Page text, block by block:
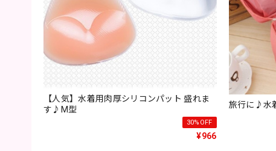
【人気】水着用肉厚シリコンパット 盛れま
す♪M型
30%OFF
¥966
旅行に♪水